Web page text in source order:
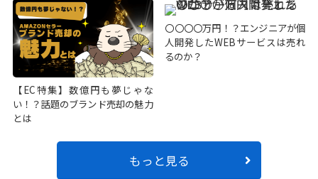
【EC特集】数億円も夢じゃな
い！？話題のブランド売却の魅力
とは
〇〇〇〇万円！？エンジニアが個
人開発したWEBサービスは売れ
るのか？
もっと見る